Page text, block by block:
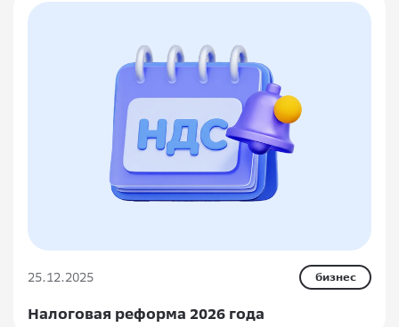
25.12.2025 бизнес
Налоговая реформа 2026 года